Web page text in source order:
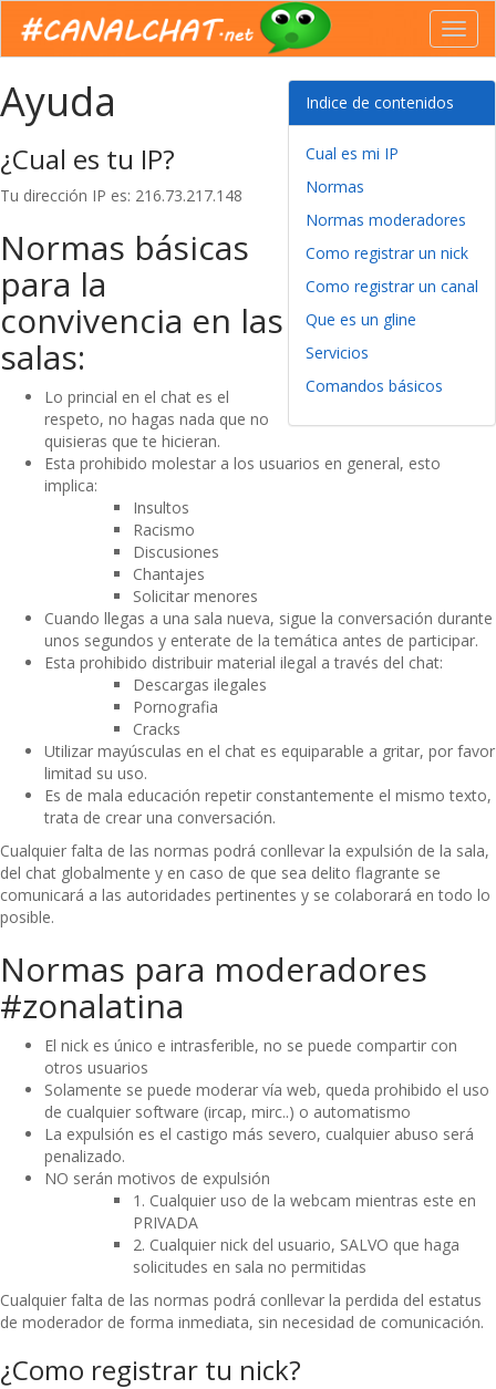
Indice de contenidos
Cual es mi IP
Normas
Normas moderadores
Como registrar un nick
Como registrar un canal
Que es un gline
Servicios
Comandos básicos
Ayuda
¿Cual es tu IP?
Tu dirección IP es: 216.73.217.148
Normas básicas
para la
convivencia en las
salas:
Lo princial en el chat es el
respeto, no hagas nada que no
quisieras que te hicieran.
Esta prohibido molestar a los usuarios en general, esto
implica:
Insultos
Racismo
Discusiones
Chantajes
Solicitar menores
Cuando llegas a una sala nueva, sigue la conversación durante
unos segundos y enterate de la temática antes de participar.
Esta prohibido distribuir material ilegal a través del chat:
Descargas ilegales
Pornografia
Cracks
Utilizar mayúsculas en el chat es equiparable a gritar, por favor
limitad su uso.
Es de mala educación repetir constantemente el mismo texto,
trata de crear una conversación.
Cualquier falta de las normas podrá conllevar la expulsión de la sala,
del chat globalmente y en caso de que sea delito flagrante se
comunicará a las autoridades pertinentes y se colaborará en todo lo
posible.
Normas para moderadores
#zonalatina
El nick es único e intrasferible, no se puede compartir con
otros usuarios
Solamente se puede moderar vía web, queda prohibido el uso
de cualquier software (ircap, mirc..) o automatismo
La expulsión es el castigo más severo, cualquier abuso será
penalizado.
NO serán motivos de expulsión
1. Cualquier uso de la webcam mientras este en
PRIVADA
2. Cualquier nick del usuario, SALVO que haga
solicitudes en sala no permitidas
Cualquier falta de las normas podrá conllevar la perdida del estatus
de moderador de forma inmediata, sin necesidad de comunicación.
¿Como registrar tu nick?